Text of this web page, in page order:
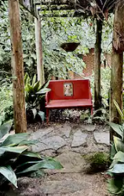
la base de 436